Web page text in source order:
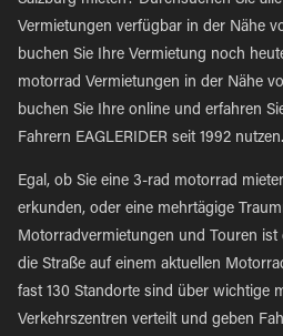
Vermietungen verfügbar in der Nähe
buchen Sie Ihre Vermietung noch
motorrad Vermietungen in der Nähe
buchen Sie Ihre online und erfahren
Fahrern EAGLERIDER seit 1992 nutzen.
Egal, ob Sie eine 3-rad motorrad
erkunden, oder eine mehrtägige
Motorradvermietungen und Touren ist
die Straße auf einem aktuellen
fast 130 Standorte sind über wichtige
Verkehrszentren verteilt und geben